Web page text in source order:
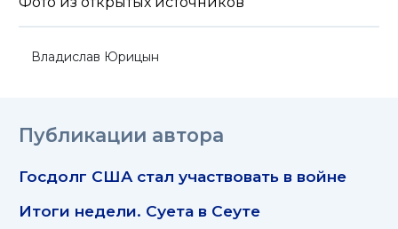
Владислав Юрицын
Публикации автора
Госдолг США стал участвовать в войне
Итоги недели. Суета в Сеуте